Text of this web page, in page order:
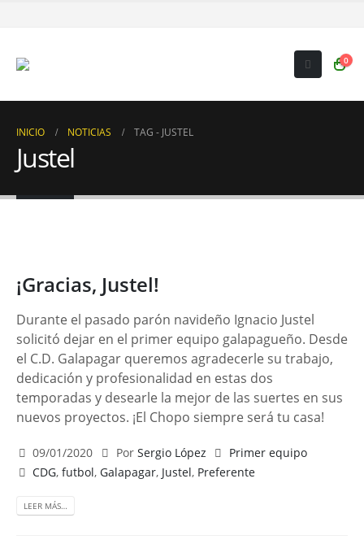
0
INICIO NOTICIAS TAG - JUSTEL
Justel
¡Gracias, Justel!
Durante el pasado parón navideño Ignacio Justel
solicitó dejar en el primer equipo galapagueño. Desde
el C.D. Galapagar queremos agradecerle su trabajo,
dedicación y profesionalidad en estas dos
temporadas y desearle la mejor de las suertes en sus
nuevos proyectos. ¡El Chopo siempre será tu casa!
09/01/2020 Por Sergio López
Primer equipo
CDG,futbol,Galapagar, Justel, Preferente
LEER MÁS…